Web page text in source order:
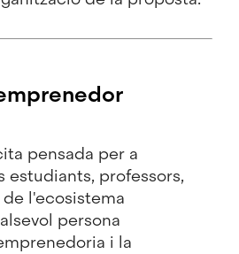
pensada per a
estudiants, professors,
l'ecosistema
persona
i la